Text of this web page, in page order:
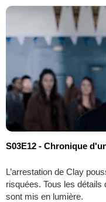
S03E12 - Chronique
L’arrestation de Clay
risquées. Tous les détails
sont mis en lumière.